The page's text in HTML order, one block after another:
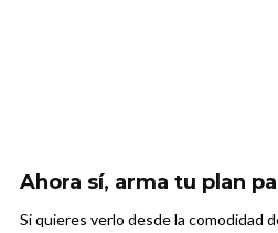
Ahora sí, arma tu plan
Si quieres verlo desde la comodidad